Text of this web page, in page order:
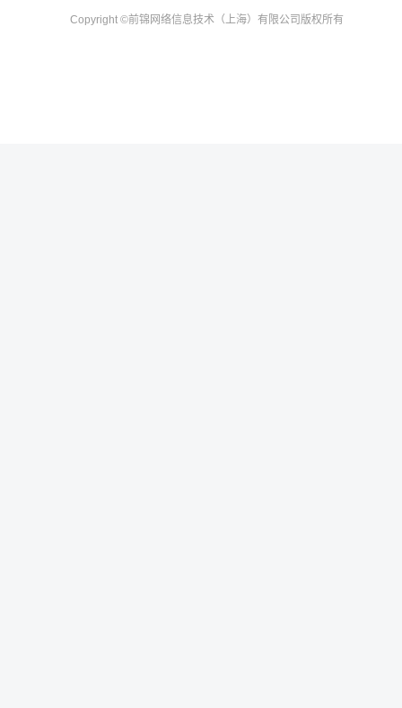
Copyright ©前锦网络信息技术（上海）有限公司 版权所有